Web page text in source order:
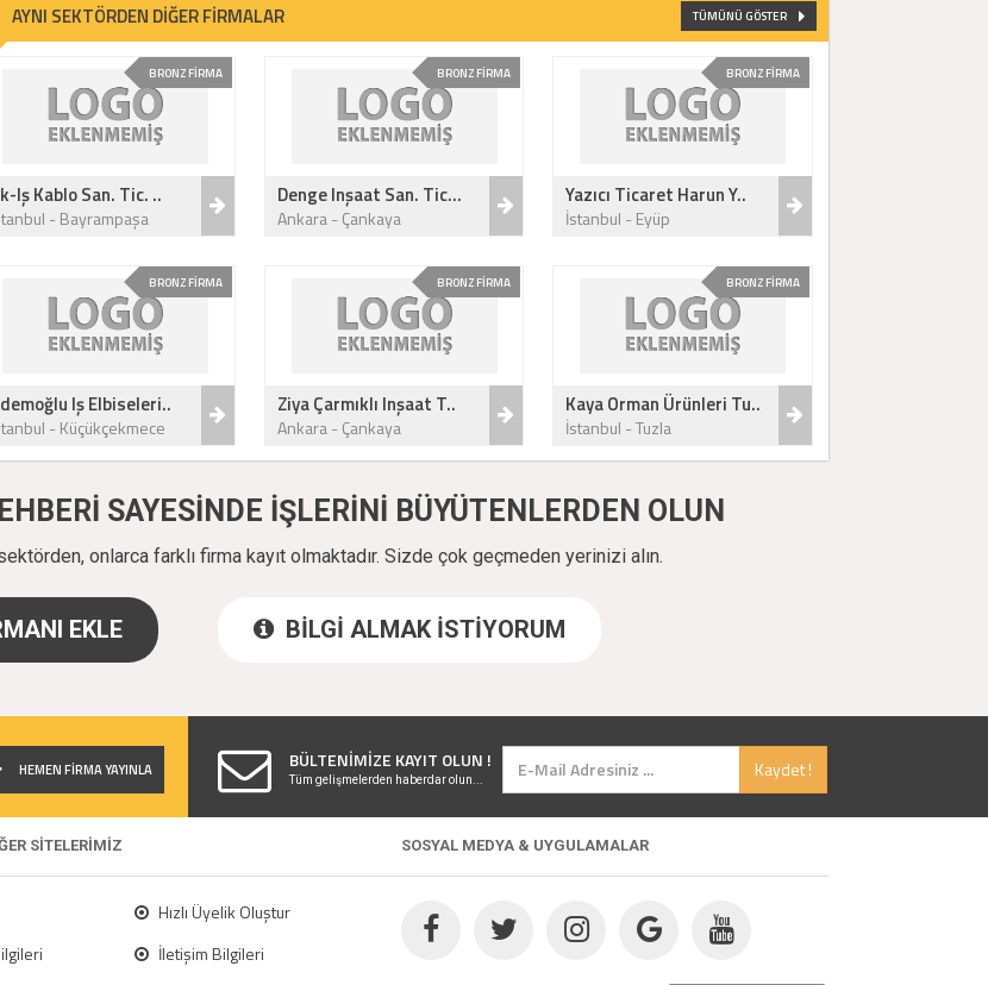
AYNI SEKTÖRDEN DİĞER FİRMALAR TÜMÜNÜ GÖSTER
BRONZ FİRMA
Iş Kablo San. Tic. ..
- Bayrampaşa
BRONZ FİRMA
Denge Inşaat San. Tic...
Ankara - Çankaya
BRONZ FİRMA
Yazıcı Ticaret Harun Y..
İstanbul - Eyüp
BRONZ FİRMA
Iş Elbiseleri..
- Küçükçekmece
BRONZ FİRMA
Ziya Çarmıklı Inşaat T..
Ankara - Çankaya
BRONZ FİRMA
Kaya Orman Ürünleri Tu..
İstanbul - Tuzla
SAYESİNDE İŞLERİNİ BÜYÜTENLERDEN OLUN
onlarca farklı firma kayıt olmaktadır. Sizde çok geçmeden yerinizi alın.
EKLE BİLGİ ALMAK İSTİYORUM
HEMEN FİRMA YAYINLA BÜLTENİMİZE KAYIT OLUN ! Kaydet !
Tüm gelişmelerden haberdar olun...
SİTELERİMİZ SOSYAL MEDYA & UYGULAMALAR
Hızlı Üyelik Oluştur
İletişim Bilgileri